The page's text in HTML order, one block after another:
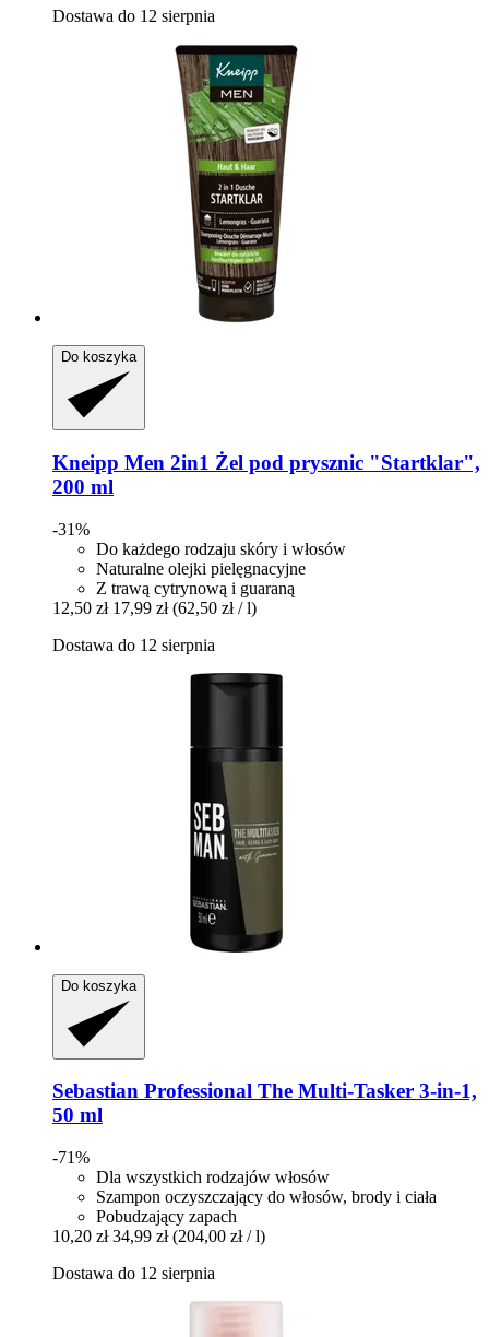
Dostawa do 12 sierpnia
Do koszyka
Kneipp Men 2in1 Żel pod prysznic "Startklar",
200 ml
-31%
Do każdego rodzaju skóry i włosów
Naturalne olejki pielęgnacyjne
Z trawą cytrynową i guaraną
12,50 zł 17,99 zł (62,50 zł / l)
Dostawa do 12 sierpnia
Do koszyka
Sebastian Professional The Multi-​Tasker 3-​in-​1,
50 ml
-71%
Dla wszystkich rodzajów włosów
Szampon oczyszczający do włosów, brody i ciała
Pobudzający zapach
10,20 zł 34,99 zł (204,00 zł / l)
Dostawa do 12 sierpnia